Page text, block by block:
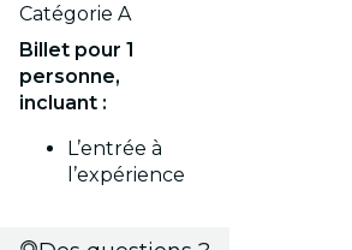
Catégorie A
Billet pour 1
personne,
incluant :
L’entrée à
l’expérience